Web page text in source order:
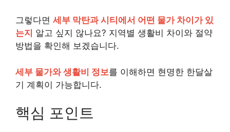
그렇다면 세부 막탄과 시티에서 어떤 물가 차이가 있
는지 알고 싶지 않나요? 지역별 생활비 차이와 절약
방법을 확인해 보겠습니다.
세부 물가와 생활비 정보를 이해하면 현명한 한달살
기 계획이 가능합니다.
핵심 포인트